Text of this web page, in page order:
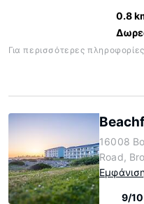
0.8
Για περισσότερες
16008
Road,
9/10